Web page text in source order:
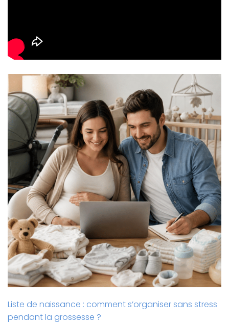
Liste de naissance : comment s’organiser sans stress
pendant la grossesse ?